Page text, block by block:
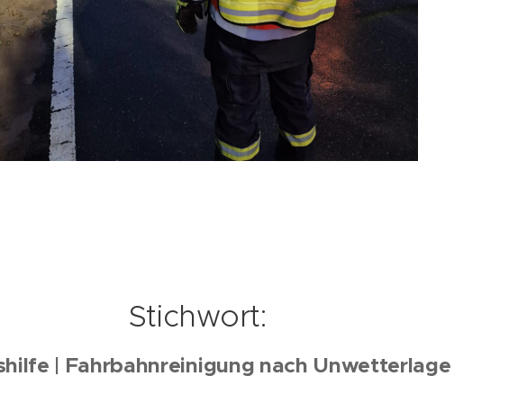
Stichwort:
| Fahrbahnreinigung nach Unwetterlage